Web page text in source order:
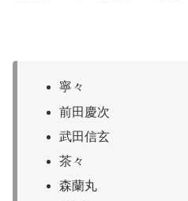
寧々
前田慶次
武田信玄
茶々
森蘭丸